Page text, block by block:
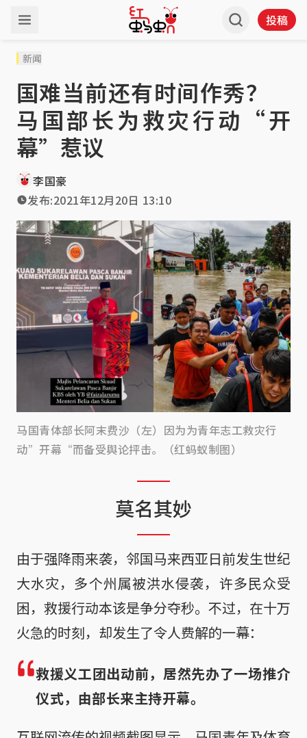
投稿
新闻
国难当前还有时间作秀？
马国部长为救灾行动“开
幕”惹议
李国豪
发布:2021年12月20日 13:10
马国青体部长阿末费沙（左）因为为青年志工救灾行
动”开幕“而备受舆论抨击。（红蚂蚁制图）
莫名其妙
由于强降雨来袭，邻国马来西亚日前发生世纪
大水灾，多个州属被洪水侵袭，许多民众受
困，救援行动本该是争分夺秒。不过，在十万
火急的时刻，却发生了令人费解的一幕：
救援义工团出动前，居然先办了一场推介
仪式，由部长来主持开幕。